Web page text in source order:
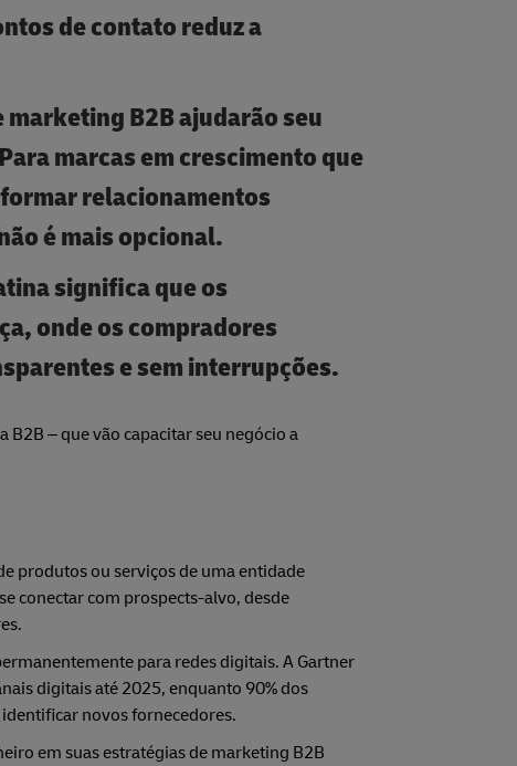
de contato reduz a
B2B ajudarão seu
marcas em crescimento que
relacionamentos
é mais opcional.
significa que os
onde os compradores
e sem interrupções.
– que vão capacitar seu negócio a
produtos ou serviços de uma entidade
conectar com prospects-alvo, desde
para redes digitais. A Gartner
digitais até 2025, enquanto 90% dos
novos fornecedores.
em suas estratégias de marketing B2B